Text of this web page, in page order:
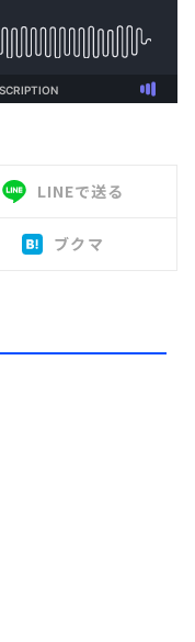
LINEで送る
ブクマ